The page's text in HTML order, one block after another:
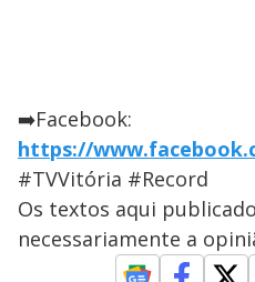
➡️Facebook:
https://
#TVVitória #Record
Os textos aqui
necessariamente a